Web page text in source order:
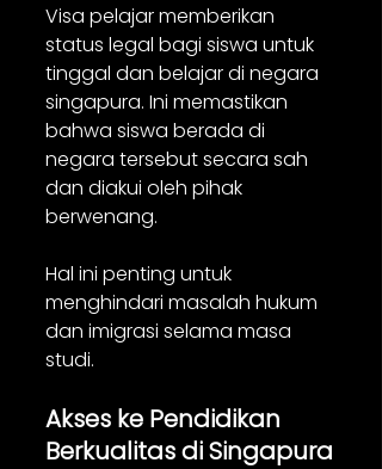
Visa pelajar memberikan
status legal bagi siswa untuk
tinggal dan belajar di negara
singapura. Ini memastikan
bahwa siswa berada di
negara tersebut secara sah
dan diakui oleh pihak
berwenang.
Hal ini penting untuk
menghindari masalah hukum
dan imigrasi selama masa
studi.
Akses ke Pendidikan
Berkualitas di Singapura